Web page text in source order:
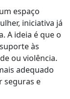
espaço
iniciativa já
A ideia é que o
às
ou violência.
adequado
seguras e